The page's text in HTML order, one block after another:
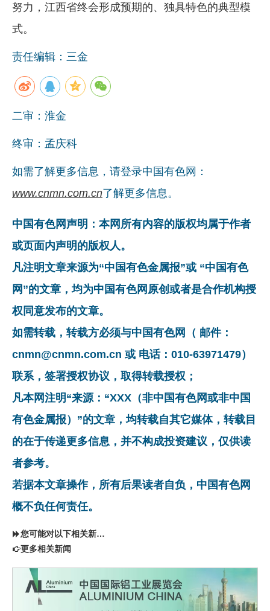
努力，江西省终会形成预期的、独具特色的典型模
式。
责任编辑：三金
二审：淮金
终审：孟庆科
如需了解更多信息，请登录中国有色网：
www.cnmn.com.cn了解更多信息。
中国有色网声明：本网所有内容的版权均属于作者
或页面内声明的版权人。
凡注明文章来源为“中国有色金属报”或 “中国有色
网”的文章，均为中国有色网原创或者是合作机构授
权同意发布的文章。
如需转载，转载方必须与中国有色网（ 邮件：
cnmn@cnmn.com.cn 或 电话：010-63971479）
联系，签署授权协议，取得转载授权；
凡本网注明“来源：“XXX（非中国有色网或非中国
有色金属报）”的文章，均转载自其它媒体，转载目
的在于传递更多信息，并不构成投资建议，仅供读
者参考。
若据本文章操作，所有后果读者自负，中国有色网
概不负任何责任。
您可能对以下相关新闻同样感兴趣
更多相关新闻